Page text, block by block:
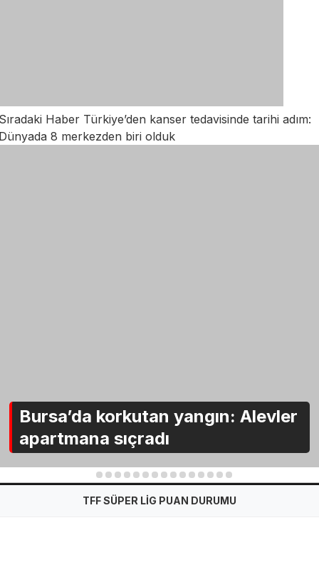
Haber Türkiye’den kanser tedavisinde tarihi adım:
8 merkezden biri olduk
Bursa’da korkutan yangın: Alevler
apartmana sıçradı
2 3 4 5 6 7 8 9 10 11 12 13 14 15
TFF SÜPER LİG PUAN DURUMU